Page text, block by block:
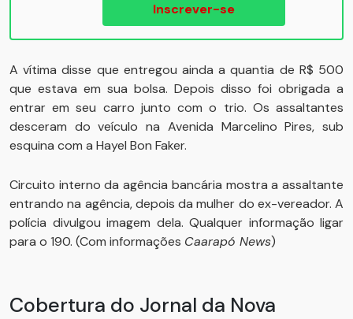
Inscrever-se
A vítima disse que entregou ainda a quantia de R$ 500
que estava em sua bolsa. Depois disso foi obrigada a
entrar em seu carro junto com o trio. Os assaltantes
desceram do veículo na Avenida Marcelino Pires, sub
esquina com a Hayel Bon Faker.
Circuito interno da agência bancária mostra a assaltante
entrando na agência, depois da mulher do ex-vereador. A
polícia divulgou imagem dela. Qualquer informação ligar
para o 190. (Com informações Caarapó News)
Cobertura do Jornal da Nova